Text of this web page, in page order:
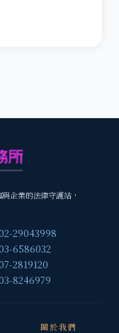
企業的法律守護站，
29043998
6586032
2819120
8246979
關於我們